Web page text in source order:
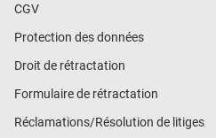
CGV
Protection des données
Droit de rétractation
Formulaire de rétractation
Réclamations/Résolution de litiges